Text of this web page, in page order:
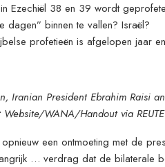
Ezechiël 38 en 39 wordt
dagen” binnen te vallen? Israël?
profetieën is afgelopen jaar
Iranian President Ebrahim Raisi
WANA/Handout via
een ontmoeting met de
… verdrag dat de bilaterale